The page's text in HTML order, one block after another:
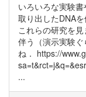
いろいろな実験
取り出したDNA
これらの研究を
伴う（演示実験
ね． https://
...